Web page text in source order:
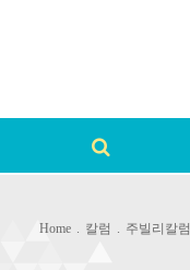
Home . 칼럼 . 주빌리칼럼